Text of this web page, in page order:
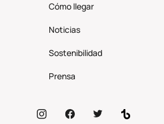
Cómo llegar
Noticias
Sostenibilidad
Prensa